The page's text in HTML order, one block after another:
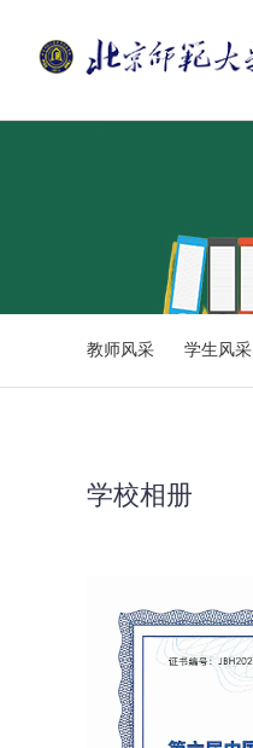
教师风采 学生风采
学校相册